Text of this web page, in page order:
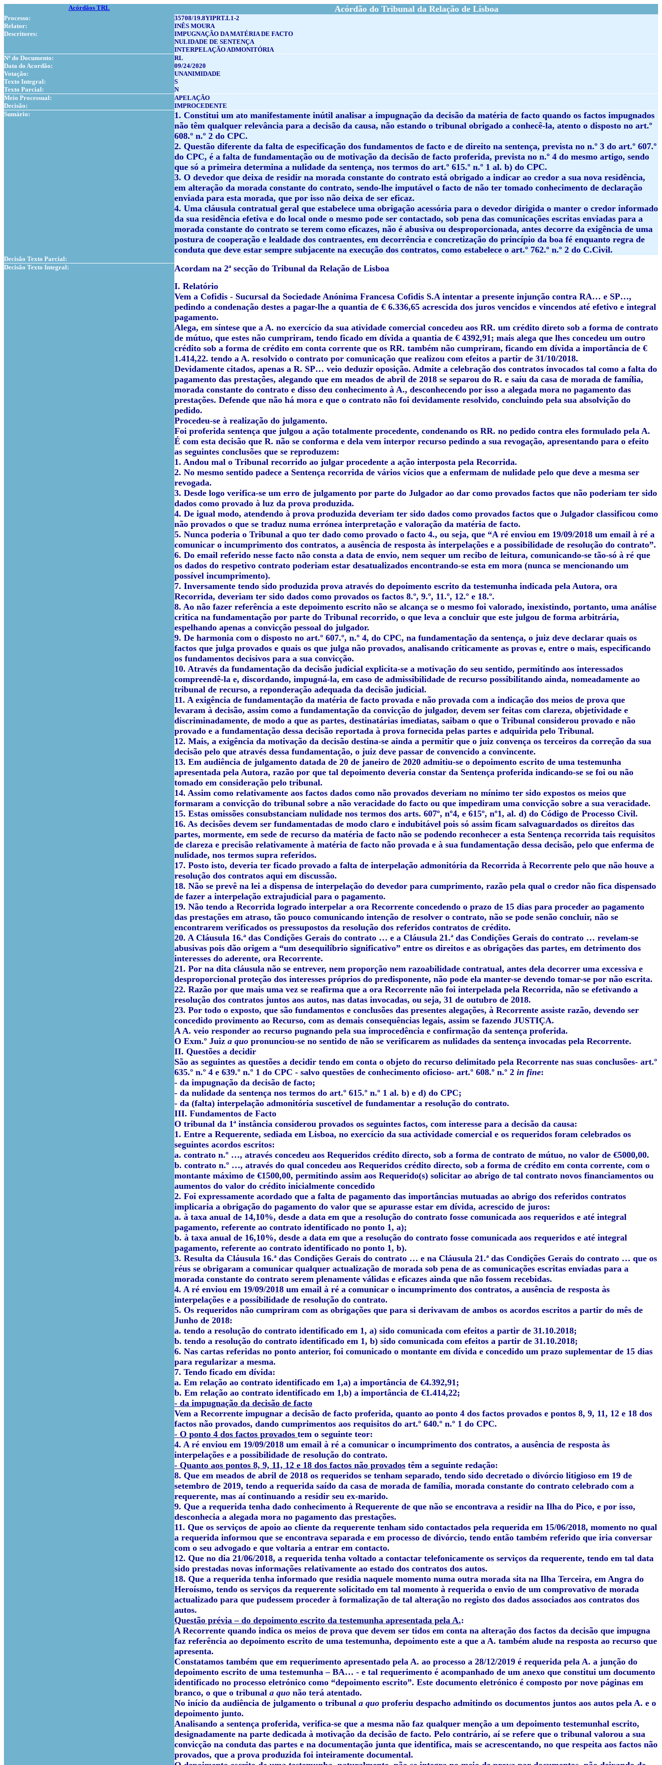
Acórdãos TRL Acórdão do Tribunal da Relação de Lisboa
Processo:
35708/19.8YIPRT.L1-2
Relator:
INÊS MOURA
Descritores:
IMPUGNAÇÃO DA MATÉRIA DE FACTO
NULIDADE DE SENTENÇA
INTERPELAÇÃO ADMONITÓRIA
Nº do Documento:
RL
Data do Acordão:
09/24/2020
Votação:
UNANIMIDADE
Texto Integral:
S
Texto Parcial:
N
Meio Processual:
APELAÇÃO
Decisão:
IMPROCEDENTE
Sumário:
1. Constitui um ato manifestamente inútil analisar a impugnação da decisão da matéria de facto quando os factos impugnados
não têm qualquer relevância para a decisão da causa, não estando o tribunal obrigado a conhecê-la, atento o disposto no art.º
608.º n.º 2 do CPC.
2. Questão diferente da falta de especificação dos fundamentos de facto e de direito na sentença, prevista no n.º 3 do art.º 607.º
do CPC, é a falta de fundamentação ou de motivação da decisão de facto proferida, prevista no n.º 4 do mesmo artigo, sendo
que só a primeira determina a nulidade da sentença, nos termos do art.º 615.º n.º 1 al. b) do CPC.
3. O devedor que deixa de residir na morada constante do contrato está obrigado a indicar ao credor a sua nova residência,
em alteração da morada constante do contrato, sendo-lhe imputável o facto de não ter tomado conhecimento de declaração
enviada para esta morada, que por isso não deixa de ser eficaz.
4. Uma cláusula contratual geral que estabelece uma obrigação acessória para o devedor dirigida o manter o credor informado
da sua residência efetiva e do local onde o mesmo pode ser contactado, sob pena das comunicações escritas enviadas para a
morada constante do contrato se terem como eficazes, não é abusiva ou desproporcionada, antes decorre da exigência de uma
postura de cooperação e lealdade dos contraentes, em decorrência e concretização do princípio da boa fé enquanto regra de
conduta que deve estar sempre subjacente na execução dos contratos, como estabelece o art.º 762.º n.º 2 do C.Civil.
Decisão Texto Parcial:
Decisão Texto Integral:
Acordam na 2ª secção do Tribunal da Relação de Lisboa
I. Relatório
Vem a Cofidis - Sucursal da Sociedade Anónima Francesa Cofidis S.A intentar a presente injunção contra RA… e SP…,
pedindo a condenação destes a pagar-lhe a quantia de € 6.336,65 acrescida dos juros vencidos e vincendos até efetivo e integral
pagamento.
Alega, em síntese que a A. no exercício da sua atividade comercial concedeu aos RR. um crédito direto sob a forma de contrato
de mútuo, que estes não cumpriram, tendo ficado em dívida a quantia de € 4392,91; mais alega que lhes concedeu um outro
crédito sob a forma de crédito em conta corrente que os RR. também não cumpriram, ficando em dívida a importância de €
1.414,22. tendo a A. resolvido o contrato por comunicação que realizou com efeitos a partir de 31/10/2018.
Devidamente citados, apenas a R. SP… veio deduzir oposição. Admite a celebração dos contratos invocados tal como a falta do
pagamento das prestações, alegando que em meados de abril de 2018 se separou do R. e saiu da casa de morada de família,
morada constante do contrato e disso deu conhecimento à A., desconhecendo por isso a alegada mora no pagamento das
prestações. Defende que não há mora e que o contrato não foi devidamente resolvido, concluindo pela sua absolvição do
pedido.
Procedeu-se à realização do julgamento.
Foi proferida sentença que julgou a ação totalmente procedente, condenando os RR. no pedido contra eles formulado pela A.
É com esta decisão que R. não se conforma e dela vem interpor recurso pedindo a sua revogação, apresentando para o efeito
as seguintes conclusões que se reproduzem:
1. Andou mal o Tribunal recorrido ao julgar procedente a ação interposta pela Recorrida.
2. No mesmo sentido padece a Sentença recorrida de vários vícios que a enfermam de nulidade pelo que deve a mesma ser
revogada.
3. Desde logo verifica-se um erro de julgamento por parte do Julgador ao dar como provados factos que não poderiam ter sido
dados como provado à luz da prova produzida.
4. De igual modo, atendendo à prova produzida deveriam ter sido dados como provados factos que o Julgador classificou como
não provados o que se traduz numa errónea interpretação e valoração da matéria de facto.
5. Nunca poderia o Tribunal a quo ter dado como provado o facto 4., ou seja, que “A ré enviou em 19/09/2018 um email à ré a
comunicar o incumprimento dos contratos, a ausência de resposta às interpelações e a possibilidade de resolução do contrato”.
6. Do email referido nesse facto não consta a data de envio, nem sequer um recibo de leitura, comunicando-se tão-só à ré que
os dados do respetivo contrato poderiam estar desatualizados encontrando-se esta em mora (nunca se mencionando um
possível incumprimento).
7. Inversamente tendo sido produzida prova através do depoimento escrito da testemunha indicada pela Autora, ora
Recorrida, deveriam ter sido dados como provados os factos 8.º, 9.º, 11.º, 12.º e 18.º.
8. Ao não fazer referência a este depoimento escrito não se alcança se o mesmo foi valorado, inexistindo, portanto, uma análise
critica na fundamentação por parte do Tribunal recorrido, o que leva a concluir que este julgou de forma arbitrária,
espelhando apenas a convicção pessoal do julgador.
9. De harmonia com o disposto no art.º 607.º, n.º 4, do CPC, na fundamentação da sentença, o juiz deve declarar quais os
factos que julga provados e quais os que julga não provados, analisando criticamente as provas e, entre o mais, especificando
os fundamentos decisivos para a sua convicção.
10. Através da fundamentação da decisão judicial explicita-se a motivação do seu sentido, permitindo aos interessados
compreendê-la e, discordando, impugná-la, em caso de admissibilidade de recurso possibilitando ainda, nomeadamente ao
tribunal de recurso, a reponderação adequada da decisão judicial.
11. A exigência de fundamentação da matéria de facto provada e não provada com a indicação dos meios de prova que
levaram à decisão, assim como a fundamentação da convicção do julgador, devem ser feitas com clareza, objetividade e
discriminadamente, de modo a que as partes, destinatárias imediatas, saibam o que o Tribunal considerou provado e não
provado e a fundamentação dessa decisão reportada à prova fornecida pelas partes e adquirida pelo Tribunal.
12. Mais, a exigência da motivação da decisão destina-se ainda a permitir que o juiz convença os terceiros da correção da sua
decisão pelo que através dessa fundamentação, o juiz deve passar de convencido a convincente.
13. Em audiência de julgamento datada de 20 de janeiro de 2020 admitiu-se o depoimento escrito de uma testemunha
apresentada pela Autora, razão por que tal depoimento deveria constar da Sentença proferida indicando-se se foi ou não
tomado em consideração pelo tribunal.
14. Assim como relativamente aos factos dados como não provados deveriam no mínimo ter sido expostos os meios que
formaram a convicção do tribunal sobre a não veracidade do facto ou que impediram uma convicção sobre a sua veracidade.
15. Estas omissões consubstanciam nulidade nos termos dos arts. 607º, nº4, e 615º, nº1, al. d) do Código de Processo Civil.
16. As decisões devem ser fundamentadas de modo claro e indubitável pois só assim ficam salvaguardados os direitos das
partes, mormente, em sede de recurso da matéria de facto não se podendo reconhecer a esta Sentença recorrida tais requisitos
de clareza e precisão relativamente à matéria de facto não provada e à sua fundamentação dessa decisão, pelo que enferma de
nulidade, nos termos supra referidos.
17. Posto isto, deveria ter ficado provado a falta de interpelação admonitória da Recorrida à Recorrente pelo que não houve a
resolução dos contratos aqui em discussão.
18. Não se prevê na lei a dispensa de interpelação do devedor para cumprimento, razão pela qual o credor não fica dispensado
de fazer a interpelação extrajudicial para o pagamento.
19. Não tendo a Recorrida logrado interpelar a ora Recorrente concedendo o prazo de 15 dias para proceder ao pagamento
das prestações em atraso, tão pouco comunicando intenção de resolver o contrato, não se pode senão concluir, não se
encontrarem verificados os pressupostos da resolução dos referidos contratos de crédito.
20. A Cláusula 16.ª das Condições Gerais do contrato … e a Cláusula 21.ª das Condições Gerais do contrato … revelam-se
abusivas pois dão origem a “um desequilíbrio significativo” entre os direitos e as obrigações das partes, em detrimento dos
interesses do aderente, ora Recorrente.
21. Por na dita cláusula não se entrever, nem proporção nem razoabilidade contratual, antes dela decorrer uma excessiva e
desproporcional proteção dos interesses próprios do predisponente, não pode ela manter-se devendo tomar-se por não escrita.
22. Razão por que mais uma vez se reafirma que a ora Recorrente não foi interpelada pela Recorrida, não se efetivando a
resolução dos contratos juntos aos autos, nas datas invocadas, ou seja, 31 de outubro de 2018.
23. Por todo o exposto, que são fundamentos e conclusões das presentes alegações, à Recorrente assiste razão, devendo ser
concedido provimento ao Recurso, com as demais consequências legais, assim se fazendo JUSTIÇA.
A A. veio responder ao recurso pugnando pela sua improcedência e confirmação da sentença proferida.
O Exm.º Juiz a quo pronunciou-se no sentido de não se verificarem as nulidades da sentença invocadas pela Recorrente.
II. Questões a decidir
São as seguintes as questões a decidir tendo em conta o objeto do recurso delimitado pela Recorrente nas suas conclusões- art.º
635.º n.º 4 e 639.º n.º 1 do CPC - salvo questões de conhecimento oficioso- art.º 608.º n.º 2 in fine:
- da impugnação da decisão de facto;
- da nulidade da sentença nos termos do art.º 615.º n.º 1 al. b) e d) do CPC;
- da (falta) interpelação admonitória suscetível de fundamentar a resolução do contrato.
III. Fundamentos de Facto
O tribunal da 1ª instância considerou provados os seguintes factos, com interesse para a decisão da causa:
1. Entre a Requerente, sediada em Lisboa, no exercício da sua actividade comercial e os requeridos foram celebrados os
seguintes acordos escritos:
a. contrato n.º …, através concedeu aos Requeridos crédito directo, sob a forma de contrato de mútuo, no valor de €5000,00.
b. contrato n.º …, através do qual concedeu aos Requeridos crédito directo, sob a forma de crédito em conta corrente, com o
montante máximo de €1500,00, permitindo assim aos Requerido(s) solicitar ao abrigo de tal contrato novos financiamentos ou
aumentos do valor do crédito inicialmente concedido
2. Foi expressamente acordado que a falta de pagamento das importâncias mutuadas ao abrigo dos referidos contratos
implicaria a obrigação do pagamento do valor que se apurasse estar em dívida, acrescido de juros:
a. à taxa anual de 14,10%, desde a data em que a resolução do contrato fosse comunicada aos requeridos e até integral
pagamento, referente ao contrato identificado no ponto 1, a);
b. à taxa anual de 16,10%, desde a data em que a resolução do contrato fosse comunicada aos requeridos e até integral
pagamento, referente ao contrato identificado no ponto 1, b).
3. Resulta da Cláusula 16.ª das Condições Gerais do contrato … e na Cláusula 21.ª das Condições Gerais do contrato … que os
réus se obrigaram a comunicar qualquer actualização de morada sob pena de as comunicações escritas enviadas para a
morada constante do contrato serem plenamente válidas e eficazes ainda que não fossem recebidas.
4. A ré enviou em 19/09/2018 um email à ré a comunicar o incumprimento dos contratos, a ausência de resposta às
interpelações e a possibilidade de resolução do contrato.
5. Os requeridos não cumpriram com as obrigações que para si derivavam de ambos os acordos escritos a partir do mês de
Junho de 2018:
a. tendo a resolução do contrato identificado em 1, a) sido comunicada com efeitos a partir de 31.10.2018;
b. tendo a resolução do contrato identificado em 1, b) sido comunicada com efeitos a partir de 31.10.2018;
6. Nas cartas referidas no ponto anterior, foi comunicado o montante em dívida e concedido um prazo suplementar de 15 dias
para regularizar a mesma.
7. Tendo ficado em dívida:
a. Em relação ao contrato identificado em 1,a) a importância de €4.392,91;
b. Em relação ao contrato identificado em 1,b) a importância de €1.414,22;
- da impugnação da decisão de facto
Vem a Recorrente impugnar a decisão de facto proferida, quanto ao ponto 4 dos factos provados e pontos 8, 9, 11, 12 e 18 dos
factos não provados, dando cumprimentos aos requisitos do art.º 640.º n.º 1 do CPC.
- O ponto 4 dos factos provados tem o seguinte teor:
4. A ré enviou em 19/09/2018 um email à ré a comunicar o incumprimento dos contratos, a ausência de resposta às
interpelações e a possibilidade de resolução do contrato.
- Quanto aos pontos 8, 9, 11, 12 e 18 dos factos não provados têm a seguinte redação:
8. Que em meados de abril de 2018 os requeridos se tenham separado, tendo sido decretado o divórcio litigioso em 19 de
setembro de 2019, tendo a requerida saído da casa de morada de família, morada constante do contrato celebrado com a
requerente, mas aí continuando a residir seu ex-marido.
9. Que a requerida tenha dado conhecimento à Requerente de que não se encontrava a residir na Ilha do Pico, e por isso,
desconhecia a alegada mora no pagamento das prestações.
11. Que os serviços de apoio ao cliente da requerente tenham sido contactados pela requerida em 15/06/2018, momento no qual
a requerida informou que se encontrava separada e em processo de divórcio, tendo então também referido que iria conversar
com o seu advogado e que voltaria a entrar em contacto.
12. Que no dia 21/06/2018, a requerida tenha voltado a contactar telefonicamente os serviços da requerente, tendo em tal data
sido prestadas novas informações relativamente ao estado dos contratos dos autos.
18. Que a requerida tenha informado que residia naquele momento numa outra morada sita na Ilha Terceira, em Angra do
Heroísmo, tendo os serviços da requerente solicitado em tal momento à requerida o envio de um comprovativo de morada
actualizado para que pudessem proceder à formalização de tal alteração no registo dos dados associados aos contratos dos
autos.
Questão prévia – do depoimento escrito da testemunha apresentada pela A.:
A Recorrente quando indica os meios de prova que devem ser tidos em conta na alteração dos factos da decisão que impugna
faz referência ao depoimento escrito de uma testemunha, depoimento este a que a A. também alude na resposta ao recurso que
apresenta.
Constatamos também que em requerimento apresentado pela A. ao processo a 28/12/2019 é requerida pela A. a junção do
depoimento escrito de uma testemunha – BA… - e tal requerimento é acompanhado de um anexo que constitui um documento
identificado no processo eletrónico como “depoimento escrito”. Este documento eletrónico é composto por nove páginas em
branco, o que o tribunal a quo não terá atentado.
No início da audiência de julgamento o tribunal a quo proferiu despacho admitindo os documentos juntos aos autos pela A. e o
depoimento junto.
Analisando a sentença proferida, verifica-se que a mesma não faz qualquer menção a um depoimento testemunhal escrito,
designadamente na parte dedicada à motivação da decisão de facto. Pelo contrário, aí se refere que o tribunal valorou a sua
convicção na conduta das partes e na documentação junta que identifica, mais se acrescentando, no que respeita aos factos não
provados, que a prova produzida foi inteiramente documental.